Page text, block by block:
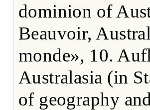
dominion of
Beauvoir,
monde», 10.
Australasia (in
of geography